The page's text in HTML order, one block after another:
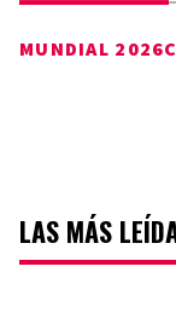
MUNDIAL 2026
LAS MÁS